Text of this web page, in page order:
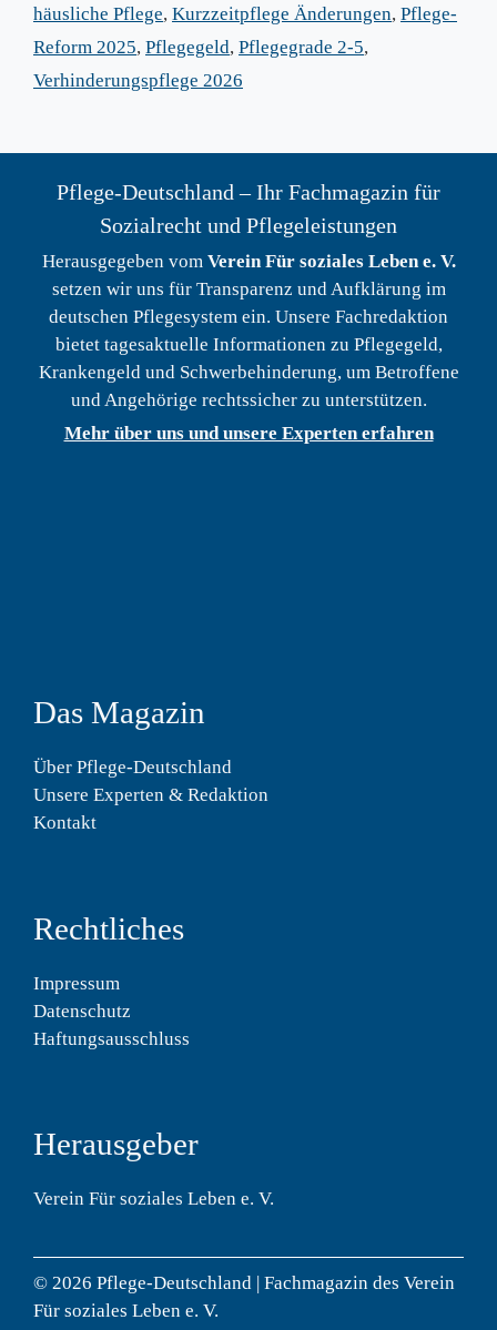
häusliche Pflege, Kurzzeitpflege Änderungen, Pflege-
Reform 2025, Pflegegeld, Pflegegrade 2-5,
Verhinderungspflege 2026
Pflege-Deutschland – Ihr Fachmagazin für
Sozialrecht und Pflegeleistungen
Herausgegeben vom Verein Für soziales Leben e. V.
setzen wir uns für Transparenz und Aufklärung im
deutschen Pflegesystem ein. Unsere Fachredaktion
bietet tagesaktuelle Informationen zu Pflegegeld,
Krankengeld und Schwerbehinderung, um Betroffene
und Angehörige rechtssicher zu unterstützen.
Mehr über uns und unsere Experten erfahren
Das Magazin
Über Pflege-Deutschland
Unsere Experten & Redaktion
Kontakt
Rechtliches
Impressum
Datenschutz
Haftungsausschluss
Herausgeber
Verein Für soziales Leben e. V.
© 2026 Pflege-Deutschland | Fachmagazin des Verein
Für soziales Leben e. V.